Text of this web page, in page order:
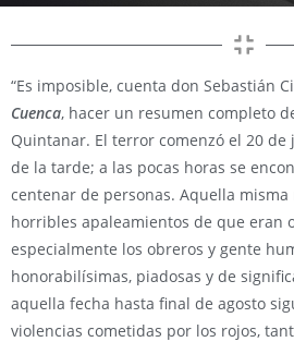
“Es imposible, cuenta don Sebastián
Cuenca, hacer un resumen completo
Quintanar. El terror comenzó el 20 de
de la tarde; a las pocas horas se
centenar de personas. Aquella misma
horribles apaleamientos de que eran
especialmente los obreros y gente
honorabilísimas, piadosas y de
aquella fecha hasta final de agosto
violencias cometidas por los rojos,